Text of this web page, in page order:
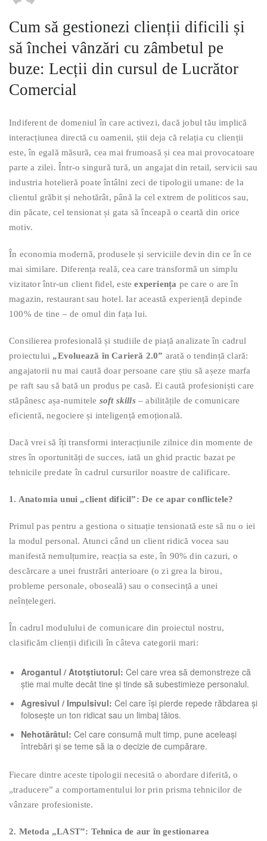
Cum să gestionezi clienții dificili și
să închei vânzări cu zâmbetul pe
buze: Lecții din cursul de Lucrător
Comercial
Indiferent de domeniul în care activezi, dacă jobul tău implică
interacțiunea directă cu oamenii, știi deja că relația cu clienții
este, în egală măsură, cea mai frumoasă și cea mai provocatoare
parte a zilei. Într-o singură tură, un angajat din retail, servicii sau
industria hotelieră poate întâlni zeci de tipologii umane: de la
clientul grăbit și nehotărât, până la cel extrem de politicos sau,
din păcate, cel tensionat și gata să înceapă o ceartă din orice
motiv.
În economia modernă, produsele și serviciile devin din ce în ce
mai similare. Diferența reală, cea care transformă un simplu
vizitator într-un client fidel, esteexperiența pe care o are în
magazin, restaurant sau hotel. Iar această experiență depinde
100% de tine – de omul din fața lui.
Consilierea profesională și studiile de piață analizate în cadrul
proiectului „Evoluează în Carieră 2.0” arată o tendință clară:
angajatorii nu mai caută doar persoane care știu să așeze marfa
pe raft sau să bată un produs pe casă. Ei caută profesioniști care
stăpânesc așa-numitele soft skills– abilitățile de comunicare
eficientă, negociere și inteligență emoțională.
Dacă vrei să îți transformi interacțiunile zilnice din momente de
stres în oportunități de succes, iată un ghid practic bazat pe
tehnicile predate în cadrul cursurilor noastre de calificare.
1. Anatomia unui „client dificil”: De ce apar conflictele?
Primul pas pentru a gestiona o situație tensionată este să nu o iei
la modul personal. Atunci când un client ridică vocea sau
manifestă nemulțumire, reacția sa este, în 90% din cazuri, o
descărcare a unei frustrări anterioare (o zi grea la birou,
probleme personale, oboseală) sau o consecință a unei
neînțelegeri.
În cadrul modulului de comunicare din proiectul nostru,
clasificăm clienții dificili în câteva categorii mari:
Arogantul / Atotștiutorul: Cel care vrea să demonstreze că
știe mai multe decât tine și tinde să subestimieze personalul.
Agresivul / Impulsivul: Cel care își pierde repede răbdarea și
folosește un ton ridicat sau un limbaj tăios.
Nehotărâtul: Cel care consumă mult timp, pune aceleași
întrebări și se teme să ia o decizie de cumpărare.
Fiecare dintre aceste tipologii necesită o abordare diferită, o
„traducere” a comportamentului lor prin prisma tehnicilor de
vânzare profesioniste.
2. Metoda „LAST”: Tehnica de aur în gestionarea